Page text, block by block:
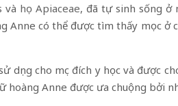
và họ Apiaceae, đã tự sinh sống ở
Anne có thể được tìm thấy mọc ở
dụng cho mục đích y học và
hoàng Anne được ưa chuộng bởi